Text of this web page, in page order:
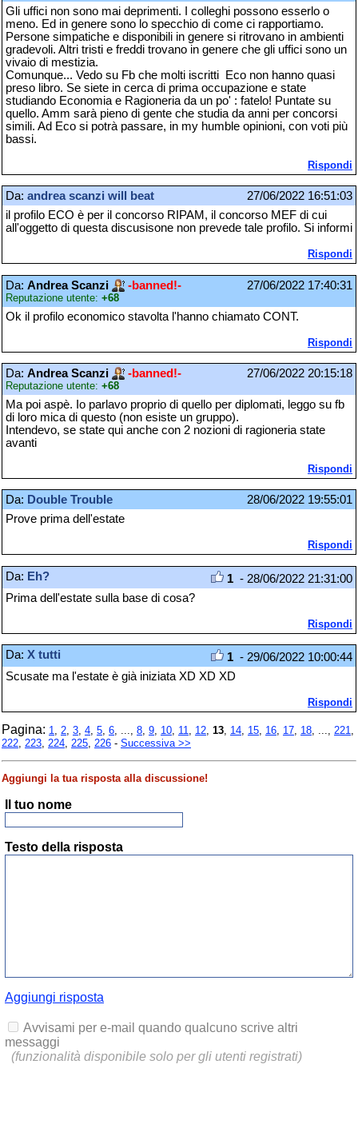
Gli uffici non sono mai deprimenti. I colleghi possono esserlo o
meno. Ed in genere sono lo specchio di come ci rapportiamo.
Persone simpatiche e disponibili in genere si ritrovano in ambienti
gradevoli. Altri tristi e freddi trovano in genere che gli uffici sono un
vivaio di mestizia.
Comunque... Vedo su Fb che molti iscritti Eco non hanno quasi
preso libro. Se siete in cerca di prima occupazione e state
studiando Economia e Ragioneria da un po' : fatelo! Puntate su
quello. Amm sarà pieno di gente che studia da anni per concorsi
simili. Ad Eco si potrà passare, in my humble opinioni, con voti più
bassi.
Rispondi
Da: andrea scanzi will beat
27/06/2022 16:51:03
il profilo ECO è per il concorso RIPAM, il concorso MEF di cui
all'oggetto di questa discusisone non prevede tale profilo. Si informi
Rispondi
Da: Andrea Scanzi -banned!-
Reputazione utente: +68
27/06/2022 17:40:31
Ok il profilo economico stavolta l'hanno chiamato CONT.
Rispondi
Da: Andrea Scanzi -banned!-
Reputazione utente: +68
27/06/2022 20:15:18
Ma poi aspè. Io parlavo proprio di quello per diplomati, leggo su fb
di loro mica di questo (non esiste un gruppo).
Intendevo, se state qui anche con 2 nozioni di ragioneria state
avanti
Rispondi
Da: Double Trouble
28/06/2022 19:55:01
Prove prima dell'estate
Rispondi
Da: Eh? 1 - 28/06/2022 21:31:00
Prima dell'estate sulla base di cosa?
Rispondi
Da: X tutti 1 - 29/06/2022 10:00:44
Scusate ma l'estate è già iniziata XD XD XD
Rispondi
Pagina: 1, 2, 3, 4, 5, 6, ..., 8, 9, 10, 11, 12, 13, 14, 15, 16, 17, 18, ..., 221,
222, 223, 224, 225, 226 - Successiva >>
Aggiungi la tua risposta alla discussione!
Il tuo nome
Testo della risposta
Aggiungi risposta
Avvisami per e-mail quando qualcuno scrive altri
messaggi
(funzionalità disponibile solo per gli utenti registrati)